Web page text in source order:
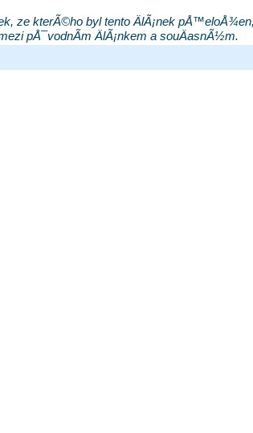
ze kterÃ©ho byl tento ÄlÃ¡nek
pÅ¯vodnÃ­m ÄlÃ¡nkem a souÄasnÃ½m.